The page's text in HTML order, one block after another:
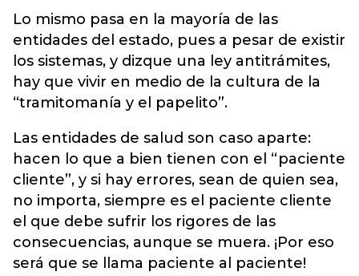
Lo mismo pasa en la mayoría de las
entidades del estado, pues a pesar de existir
los sistemas, y dizque una ley antitrámites,
hay que vivir en medio de la cultura de la
“tramitomanía y el papelito”.
Las entidades de salud son caso aparte:
hacen lo que a bien tienen con el “paciente
cliente”, y si hay errores, sean de quien sea,
no importa, siempre es el paciente cliente
el que debe sufrir los rigores de las
consecuencias, aunque se muera. ¡Por eso
será que se llama paciente al paciente!